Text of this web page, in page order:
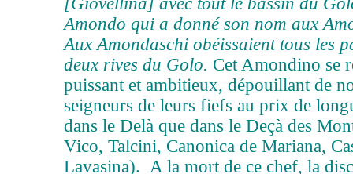
Amondo qui a donné son nom aux
Aux Amondaschi obéissaient tous les
deux rives du Golo. Cet Amondino se
puissant et ambitieux, dépouillant de
seigneurs de leurs fiefs au prix de
dans le Delà que dans le Deçà des
Vico, Talcini, Canonica de Mariana,
Lavasina). A la mort de ce chef, la